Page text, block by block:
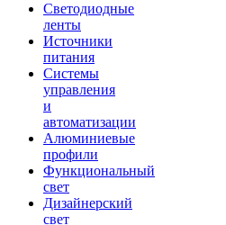
Светодиодные
ленты
Источники
питания
Системы
управления
и
автоматизации
Алюминиевые
профили
Функциональный
свет
Дизайнерский
свет